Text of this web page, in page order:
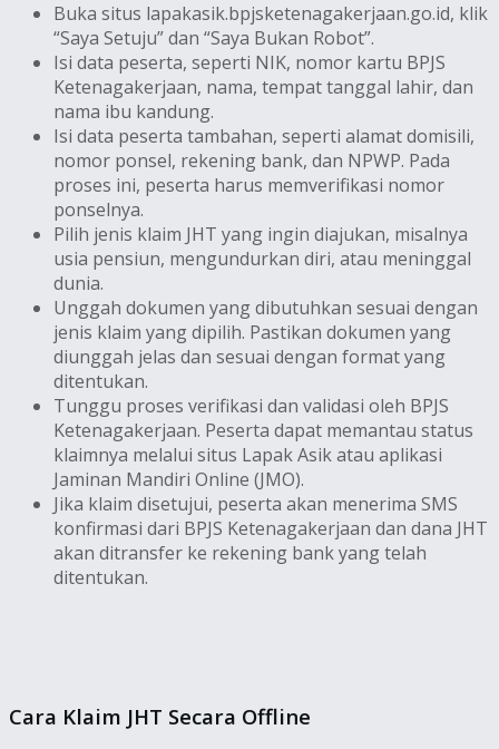
Buka situs lapakasik.bpjsketenagakerjaan.go.id, klik
“Saya Setuju” dan “Saya Bukan Robot”.
Isi data peserta, seperti NIK, nomor kartu BPJS
Ketenagakerjaan, nama, tempat tanggal lahir, dan
nama ibu kandung.
Isi data peserta tambahan, seperti alamat domisili,
nomor ponsel, rekening bank, dan NPWP. Pada
proses ini, peserta harus memverifikasi nomor
ponselnya.
Pilih jenis klaim JHT yang ingin diajukan, misalnya
usia pensiun, mengundurkan diri, atau meninggal
dunia.
Unggah dokumen yang dibutuhkan sesuai dengan
jenis klaim yang dipilih. Pastikan dokumen yang
diunggah jelas dan sesuai dengan format yang
ditentukan.
Tunggu proses verifikasi dan validasi oleh BPJS
Ketenagakerjaan. Peserta dapat memantau status
klaimnya melalui situs Lapak Asik atau aplikasi
Jaminan Mandiri Online (JMO).
Jika klaim disetujui, peserta akan menerima SMS
konfirmasi dari BPJS Ketenagakerjaan dan dana JHT
akan ditransfer ke rekening bank yang telah
ditentukan.
Cara Klaim JHT Secara Offline